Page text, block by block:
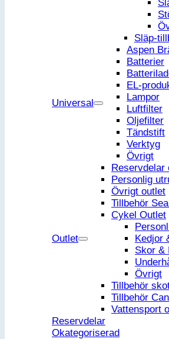
Släp-
Universal
Aspen
Batterier
EL-
Lampor
Luftfilter
Oljefilter
Tändstift
Verktyg
Övrigt
Outlet
Reservdelar
Personlig
Övrigt outlet
Tillbehör
Cykel Outlet
Kedjor
Skor &
Övrigt
Tillbehör
Tillbehör
Vattensport
Reservdelar
Okategoriserad